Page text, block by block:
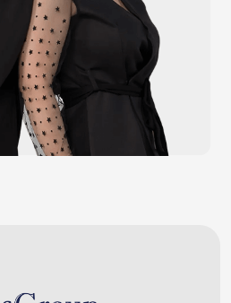
на сайте, не являются
Статей 435 и 437
стоимость и наличие товара,
посредством телефонного звонка на